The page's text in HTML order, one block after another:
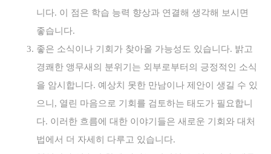
니다. 이 점은 학습 능력 향상과 연결해 생각해 보시면
좋습니다.
좋은 소식이나 기회가 찾아올 가능성도 있습니다. 밝고
경쾌한 앵무새의 분위기는 외부로부터의 긍정적인 소식
을 암시합니다. 예상치 못한 만남이나 제안이 생길 수 있
으니, 열린 마음으로 기회를 검토하는 태도가 필요합니
다. 이러한 흐름에 대한 이야기들은 새로운 기회와 대처
법에서 더 자세히 다루고 있습니다.